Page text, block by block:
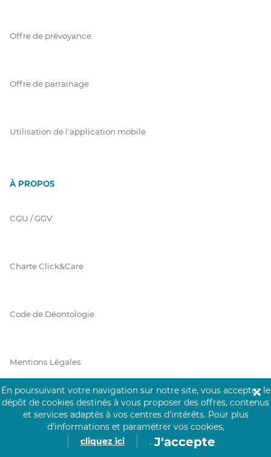
Offre de prévoyance
Offre de parrainage
Utilisation de l'application mobile
À PROPOS
CGU / GGV
Charte Click&Care
Code de Déontologie
Mentions Légales
Prérequis Click&Care
En poursuivant votre navigation sur notre site, vous acceptez le
dépôt de cookies destinés à vous proposer des offres, contenus
et services adaptés à vos centres d’intérêts. Pour plus
d’informations et paramétrer vos cookies,
cliquez ici
. J'accepte
✕